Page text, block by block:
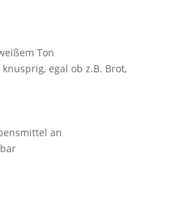
Ton
egal ob z.B. Brot,
an